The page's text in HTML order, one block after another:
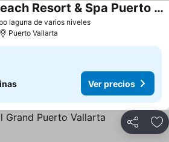
laguna de varios niveles
Villa del Palmar Beach Resort & Spa Puerto Vallarta
Puerto Vallarta
Ver precios
Compartir